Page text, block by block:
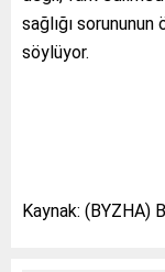
sağlığı sorununun
söylüyor.
Kaynak: (BYZHA)